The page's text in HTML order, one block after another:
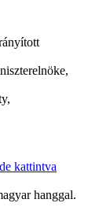
kattintva